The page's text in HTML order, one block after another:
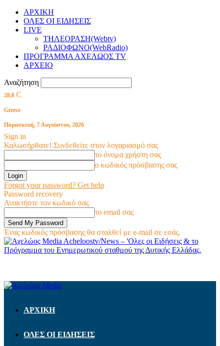
ΑΡΧΙΚΗ
ΟΛΕΣ ΟΙ ΕΙΔΗΣΕΙΣ
LIVE
ΤΗΛΕΟΡΑΣΗ(Webtv)
ΡΑΔΙΟΦΩΝΟ(WebRadio)
ΠΡΟΓΡΑΜΜΑ ΑΧΕΛΩΟΣ TV
ΑΡΧΕΙΟ
Αναζήτηση
28.8 C
Greece
Παρασκευή, 7 Αυγούστου, 2026
Sign in
Καλωσήρθατε! Συνδεθείτε στον λογαριασμό σας
το όνομα χρήστη σας
ο κωδικός πρόσβασης σας
Forgot your password? Get help
Password recovery
Ανακτήστε τον κωδικό σας
το email σας
Ένας κωδικός πρόσβασης θα σταλθεί με e-mail σε εσάς.
Acheloostv/News – 'Ολες οι Ειδήσεις & το
Πρόγραμμα του Ενημερωτικού σταθμού της Δυτικής Ελλάδας.
ΑΡΧΙΚΗ
ΟΛΕΣ ΟΙ ΕΙΔΗΣΕΙΣ